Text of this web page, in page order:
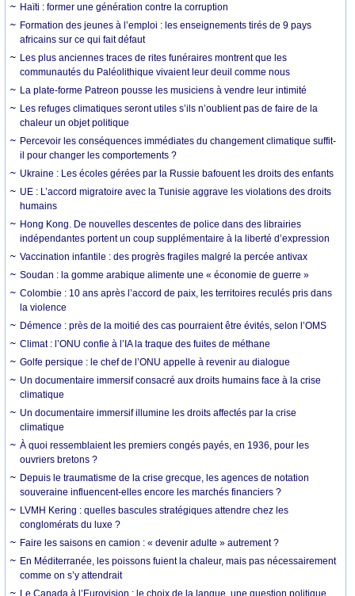
Haïti : former une génération contre la corruption
Formation des jeunes à l’emploi : les enseignements tirés de 9 pays
africains sur ce qui fait défaut
Les plus anciennes traces de rites funéraires montrent que les
communautés du Paléolithique vivaient leur deuil comme nous
La plate-forme Patreon pousse les musiciens à vendre leur intimité
Les refuges climatiques seront utiles s’ils n’oublient pas de faire de la
chaleur un objet politique
Percevoir les conséquences immédiates du changement climatique suffit-
il pour changer les comportements ?
Ukraine : Les écoles gérées par la Russie bafouent les droits des enfants
UE : L’accord migratoire avec la Tunisie aggrave les violations des droits
humains
Hong Kong. De nouvelles descentes de police dans des librairies
indépendantes portent un coup supplémentaire à la liberté d’expression
Vaccination infantile : des progrès fragiles malgré la percée antivax
Soudan : la gomme arabique alimente une « économie de guerre »
Colombie : 10 ans après l’accord de paix, les territoires reculés pris dans
la violence
Démence : près de la moitié des cas pourraient être évités, selon l’OMS
Climat : l’ONU confie à l’IA la traque des fuites de méthane
Golfe persique : le chef de l’ONU appelle à revenir au dialogue
Un documentaire immersif consacré aux droits humains face à la crise
climatique
Un documentaire immersif illumine les droits affectés par la crise
climatique
À quoi ressemblaient les premiers congés payés, en 1936, pour les
ouvriers bretons ?
Depuis le traumatisme de la crise grecque, les agences de notation
souveraine influencent-elles encore les marchés financiers ?
LVMH Kering : quelles bascules stratégiques attendre chez les
conglomérats du luxe ?
Faire les saisons en camion : « devenir adulte » autrement ?
En Méditerranée, les poissons fuient la chaleur, mais pas nécessairement
comme on s’y attendrait
Le Canada à l’Eurovision : le choix de la langue, une question politique